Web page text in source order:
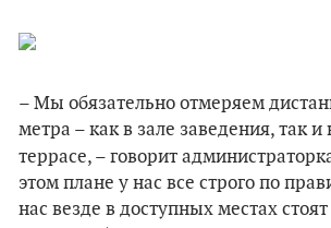
– Мы обязательно отмеряем
метра – как в зале заведения, так
террасе, – говорит
этом плане у нас все строго по
нас везде в доступных местах